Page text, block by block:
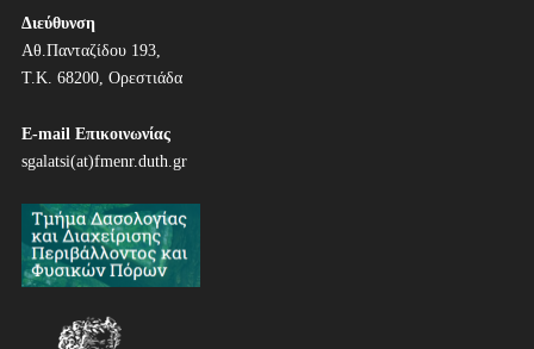
ή
γ
σ
ά
ρ
Διεύθυνση
Αθ.Πανταζίδου 193,
Τ.Κ. 68200, Ορεστιάδα
E-mail Επικοινωνίας
sgalatsi(at)fmenr.duth.gr